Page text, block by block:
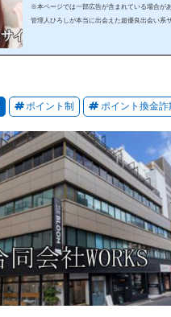
※本ページでは一部広告が含まれている場合が
管理人ひろしが本当に出会えた超優良出会い系
ポイント制 ポイント換金詐